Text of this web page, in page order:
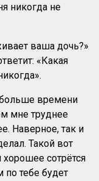
никогда не
ваша дочь?»
«Какая
больше времени
мне труднее
Наверное, так и
Такой вот
сотрётся
тебе будет